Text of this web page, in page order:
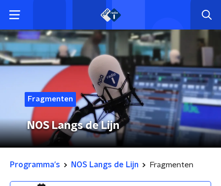
Fragmenten
NOS Langs de Lijn
Programma's NOS Langs de Lijn Fragmenten